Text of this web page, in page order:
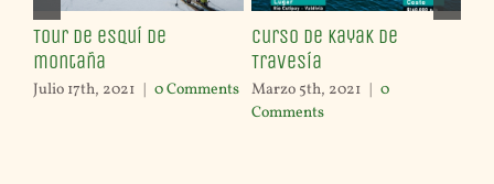
Tour de esquí de
montaña
Julio 17th, 2021 | 0 Comments
Curso de Kayak de
Travesía
Marzo 5th, 2021 | 0
Comments